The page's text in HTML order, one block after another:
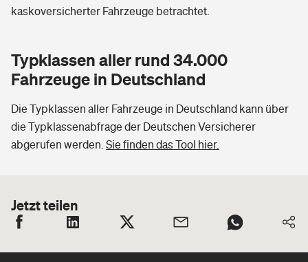
kaskoversicherter Fahrzeuge betrachtet.
Typklassen aller rund 34.000
Fahrzeuge in Deutschland
Die Typklassen aller Fahrzeuge in Deutschland kann über
die Typklassenabfrage der Deutschen Versicherer
abgerufen werden. Sie finden das Tool hier.
Jetzt teilen